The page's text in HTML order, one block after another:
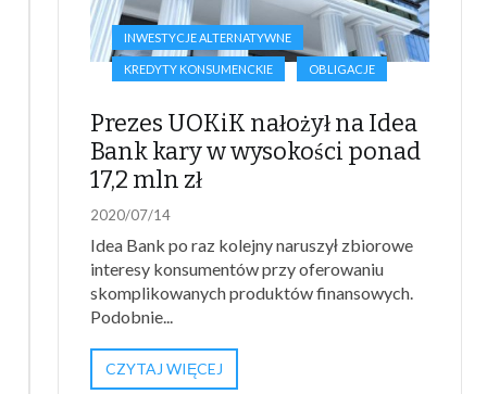
INWESTYCJE ALTERNATYWNE
KREDYTY KONSUMENCKIE OBLIGACJE
Prezes UOKiK nałożył na Idea
Bank kary w wysokości ponad
17,2 mln zł
2020/07/14
Idea Bank po raz kolejny naruszył zbiorowe
interesy konsumentów przy oferowaniu
skomplikowanych produktów finansowych.
Podobnie...
CZYTAJ WIĘCEJ